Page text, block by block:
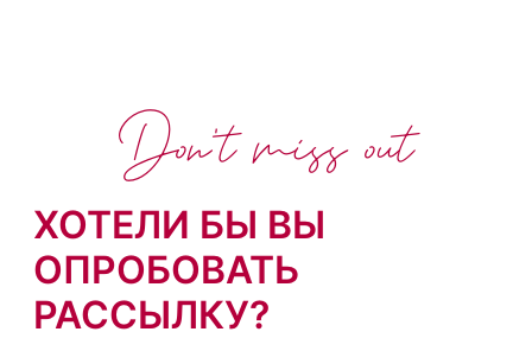
ХОТЕЛИ БЫ ВЫ
ОПРОБОВАТЬ
РАССЫЛКУ?
Don't miss out